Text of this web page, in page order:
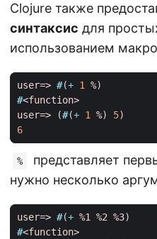
Clojure также
синтаксис для
использованием
user=> #(+ 1 %)
#<function>
user=>
(#(+ 1 %) 5)
6
%
представляет
нужно несколько
user=> #(+ %1 %2 %3)
#<function>